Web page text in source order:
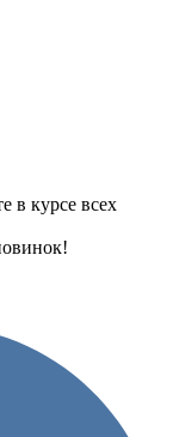
в курсе всех